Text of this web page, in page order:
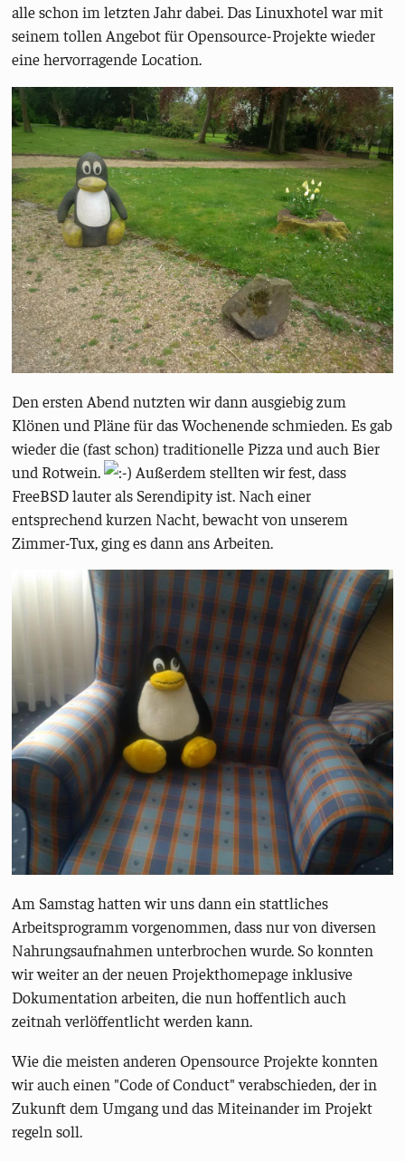
alle schon im letzten Jahr dabei. Das Linuxhotel war mit
seinem tollen Angebot für Opensource-Projekte wieder
eine hervorragende Location.
Den ersten Abend nutzten wir dann ausgiebig zum
Klönen und Pläne für das Wochenende schmieden. Es gab
wieder die (fast schon) traditionelle Pizza und auch Bier
und Rotwein.
Außerdem stellten wir fest, dass
FreeBSD lauter als Serendipity ist. Nach einer
entsprechend kurzen Nacht, bewacht von unserem
Zimmer-Tux, ging es dann ans Arbeiten.
Am Samstag hatten wir uns dann ein stattliches
Arbeitsprogramm vorgenommen, dass nur von diversen
Nahrungsaufnahmen unterbrochen wurde. So konnten
wir weiter an der neuen Projekthomepage inklusive
Dokumentation arbeiten, die nun hoffentlich auch
zeitnah verlöffentlicht werden kann.
Wie die meisten anderen Opensource Projekte konnten
wir auch einen "Code of Conduct" verabschieden, der in
Zukunft dem Umgang und das Miteinander im Projekt
regeln soll.